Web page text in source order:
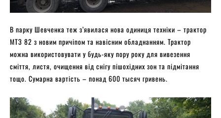
В парку Шевченка теж з’явилася нова одиниця техніки – трактор
МТЗ 82 з новим причіпом та навісним обладнанням. Трактор
можна використовувати у будь-яку пору року для вивезення
сміття, листя, очищення від снігу пішохідних зон та підмітання
тощо. Сумарна вартість – понад 600 тысяч гривень.